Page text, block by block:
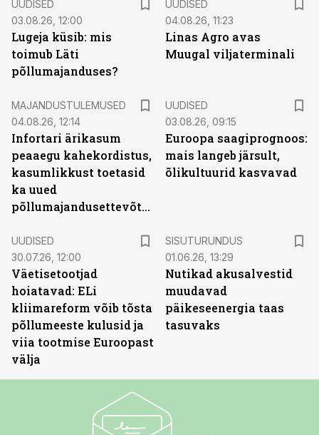
UUDISED
03.08.26, 12:00
Lugeja küsib: mis
toimub Läti
põllumajanduses?
UUDISED
04.08.26, 11:23
Linas Agro avas
Muugal viljaterminali
MAJANDUSTULEMUSED
04.08.26, 12:14
Infortari ärikasum
peaaegu kahekordistus,
kasumlikkust toetasid
ka uued
põllumajandusettevõtted
UUDISED
03.08.26, 09:15
Euroopa saagiprognoos:
mais langeb järsult,
õlikultuurid kasvavad
UUDISED
30.07.26, 12:00
Väetisetootjad
hoiatavad: ELi
kliimareform võib tõsta
põllumeeste kulusid ja
viia tootmise Euroopast
välja
SISUTURUNDUS
01.06.26, 13:29
Nutikad akusalvestid
muudavad
päikeseenergia taas
tasuvaks